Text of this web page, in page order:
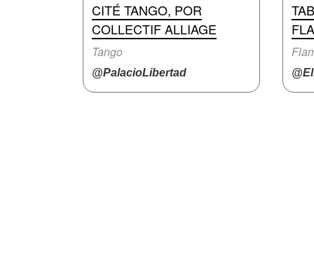
CITÉ TANGO, POR
COLLECTIF ALLIAGE
Tango
@PalacioLibertad